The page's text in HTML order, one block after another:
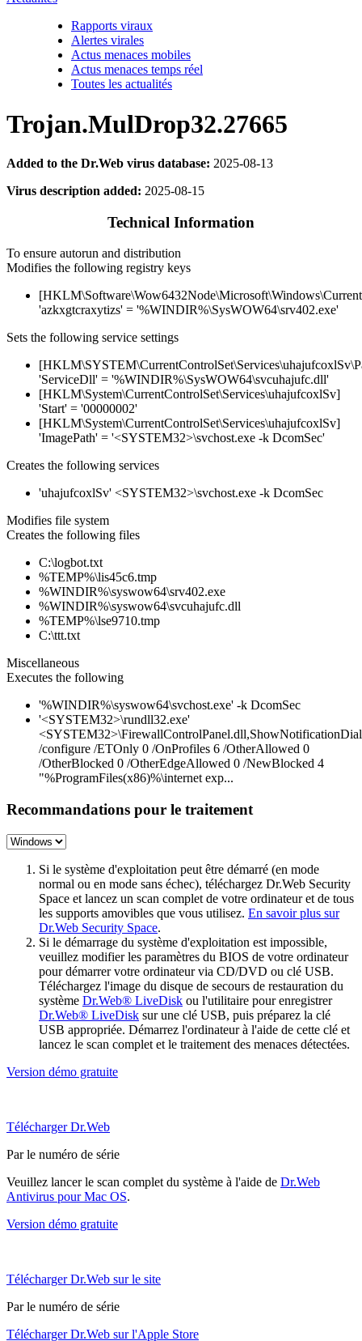
Rapports viraux
Alertes virales
Actus menaces mobiles
Actus menaces temps réel
Toutes les actualités
Trojan.MulDrop32.27665
Added to the Dr.Web virus database: 2025-08-13
Virus description added: 2025-08-15
Technical Information
To ensure autorun and distribution
Modifies the following registry keys
'azkxgtcraxytizs' = '%WINDIR%\SysWOW64\srv402.exe'
Sets the following service settings
'ServiceDll' = '%WINDIR%\SysWOW64\svcuhajufc.dll'
[HKLM\System\CurrentControlSet\Services\uhajufcoxlSv]
'Start' = '00000002'
[HKLM\System\CurrentControlSet\Services\uhajufcoxlSv]
'ImagePath' = '<SYSTEM32>\svchost.exe -k DcomSec'
Creates the following services
'uhajufcoxlSv' <SYSTEM32>\svchost.exe -k DcomSec
Modifies file system
Creates the following files
C:\logbot.txt
%TEMP%\lis45c6.tmp
%WINDIR%\syswow64\srv402.exe
%WINDIR%\syswow64\svcuhajufc.dll
%TEMP%\lse9710.tmp
C:\ttt.txt
Miscellaneous
Executes the following
'%WINDIR%\syswow64\svchost.exe' -k DcomSec
'<SYSTEM32>\rundll32.exe'
/configure /ETOnly 0 /OnProfiles 6 /OtherAllowed 0
/OtherBlocked 0 /OtherEdgeAllowed 0 /NewBlocked 4
"%ProgramFiles(x86)%\internet exp...
Recommandations pour le traitement
Si le système d'exploitation peut être démarré (en mode
normal ou en mode sans échec), téléchargez Dr.Web Security
Space et lancez un scan complet de votre ordinateur et de tous
les supports amovibles que vous utilisez. En savoir plus sur
Dr.Web Security Space.
Si le démarrage du système d'exploitation est impossible,
veuillez modifier les paramètres du BIOS de votre ordinateur
pour démarrer votre ordinateur via CD/DVD ou clé USB.
Téléchargez l'image du disque de secours de restauration du
système Dr.Web® LiveDisk ou l'utilitaire pour enregistrer
Dr.Web® LiveDisk sur une clé USB, puis préparez la clé
USB appropriée. Démarrez l'ordinateur à l'aide de cette clé et
lancez le scan complet et le traitement des menaces détectées.
Version démo gratuite
Télécharger Dr.Web
Par le numéro de série
Veuillez lancer le scan complet du système à l'aide de Dr.Web
Antivirus pour Mac OS.
Version démo gratuite
Télécharger Dr.Web sur le site
Par le numéro de série
Télécharger Dr.Web sur l'Apple Store